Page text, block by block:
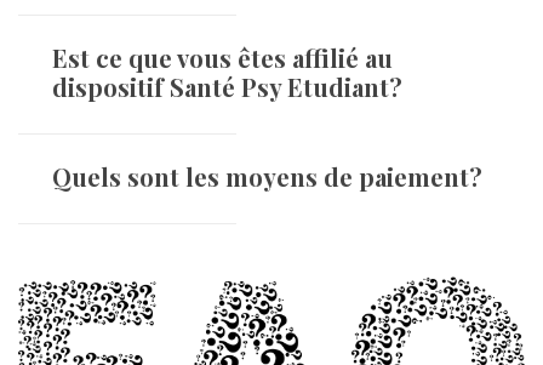
Est ce que vous êtes affilié au
dispositif Santé Psy Etudiant?
Quels sont les moyens de paiement?